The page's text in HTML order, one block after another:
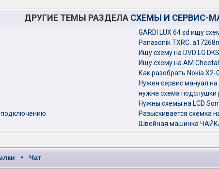
ДРУГИЕ ТЕМЫ РАЗДЕЛА СХЕМЫ И СЕРВИС-
GARDI LUX 64 sd ищу
Panasonik TXRC.
Ищу схему на DVD LG
Ищу схему на АМ
Как разобрать Nokia X2-
Нужен сервис мануал на
нужна схема подслушки
Нужны схемы на LCD
подключению
Разыскивается схемка
Швейная машинка
• Чат